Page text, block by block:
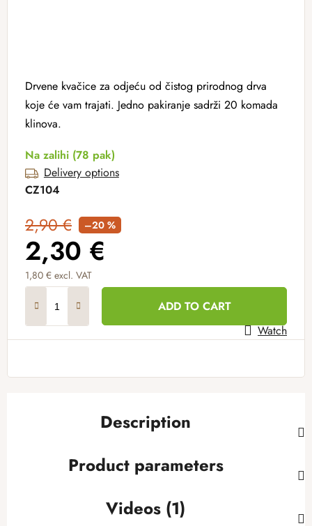
Drvene kvačice za odjeću od čistog prirodnog drva
koje će vam trajati. Jedno pakiranje sadrži 20 komada
klinova.
Na zalihi (78 pak)
Delivery options
CZ104
2,90 € –20 %
2,30 €
1,80 € excl. VAT
ADD TO CART
Watch
Description
Product parameters
Videos (1)